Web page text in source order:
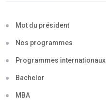
Mot du président
Nos programmes
Programmes internationaux
Bachelor
MBA